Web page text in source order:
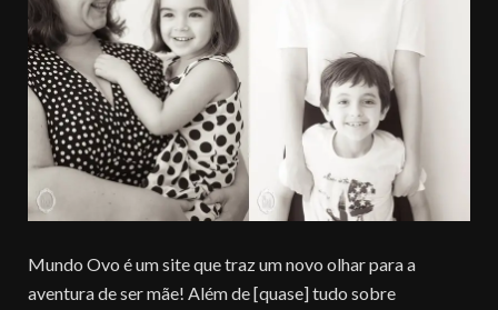
Mundo Ovo é um site que traz um novo olhar para a
aventura de ser mãe! Além de [quase] tudo sobre